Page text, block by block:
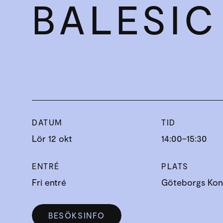
BALESIC
DATUM
Lör 12 okt
TID
14:00–15:30
ENTRÉ
Fri entré
PLATS
Göteborgs
BESÖKSINFO